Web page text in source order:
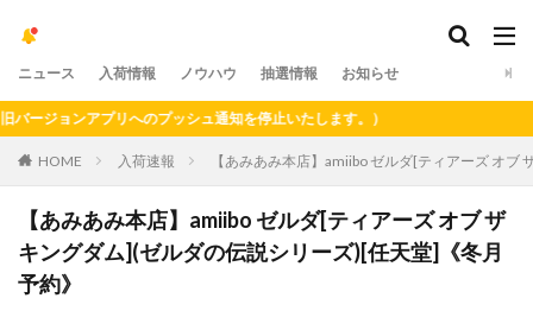
ニュース 入荷情報 ノウハウ 抽選情報 お知らせ
ョンアプリへのプッシュ通知を停止いたします。）
HOME 入荷速報 【あみあみ本店】amiibo ゼルダ[ティアーズ オ
【あみあみ本店】amiibo ゼルダ[ティアーズ オブ ザ
キングダム](ゼルダの伝説シリーズ)[任天堂]《冬月
予約》